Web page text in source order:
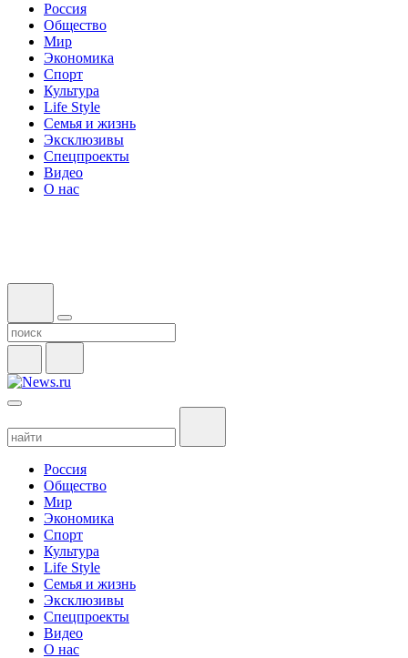
Россия
Общество
Мир
Экономика
Спорт
Культура
Life Style
Семья и жизнь
Эксклюзивы
Спецпроекты
Видео
О нас
Россия
Общество
Мир
Экономика
Спорт
Культура
Life Style
Семья и жизнь
Эксклюзивы
Спецпроекты
Видео
О нас